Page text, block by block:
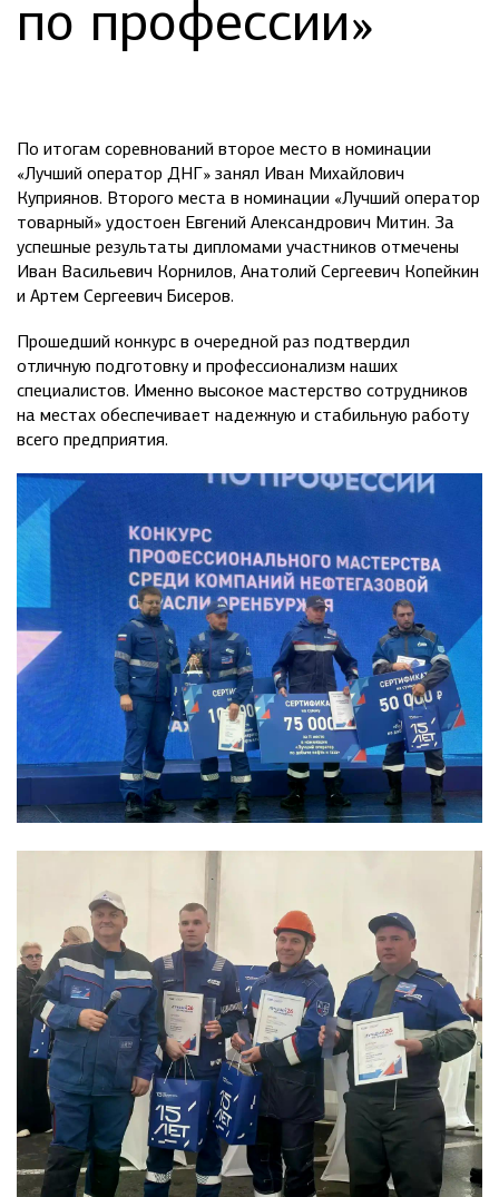
по профессии»
По итогам соревнований второе место в номинации
«Лучший оператор ДНГ» занял Иван Михайлович
Куприянов. Второго места в номинации «Лучший оператор
товарный» удостоен Евгений Александрович Митин. За
успешные результаты дипломами участников отмечены
Иван Васильевич Корнилов, Анатолий Сергеевич Копейкин
и Артем Сергеевич Бисеров.
Прошедший конкурс в очередной раз подтвердил
отличную подготовку и профессионализм наших
специалистов. Именно высокое мастерство сотрудников
на местах обеспечивает надежную и стабильную работу
всего предприятия.